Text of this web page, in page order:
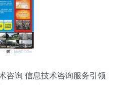
咨询 信息技术咨询服务引领